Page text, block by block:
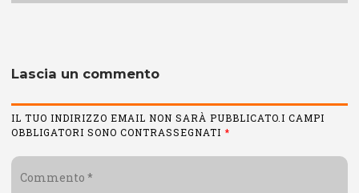
Lascia un commento
IL TUO INDIRIZZO EMAIL NON SARÀ PUBBLICATO.I CAMPI
OBBLIGATORI SONO CONTRASSEGNATI *